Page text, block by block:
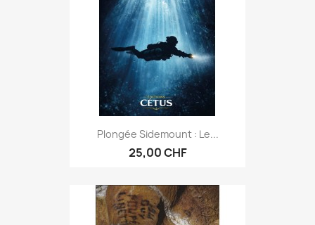
Plongée Sidemount : Le...
25,00 CHF